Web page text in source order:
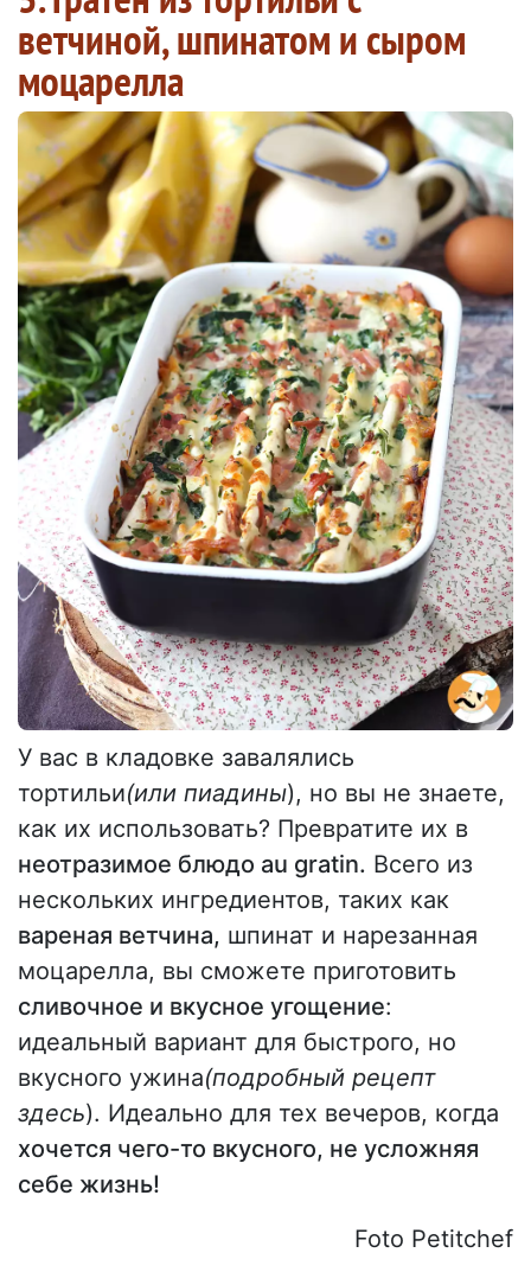
ветчиной, шпинатом и сыром
моцарелла
У вас в кладовке завалялись
тортильи(или пиадины), но вы не знаете,
как их использовать? Превратите их в
неотразимое блюдо au gratin. Всего из
нескольких ингредиентов, таких как
вареная ветчина, шпинат и нарезанная
моцарелла, вы сможете приготовить
сливочное и вкусное угощение:
идеальный вариант для быстрого, но
вкусного ужина(подробный рецепт
здесь). Идеально для тех вечеров, когда
хочется чего-то вкусного, не усложняя
себе жизнь!
Foto Petitchef